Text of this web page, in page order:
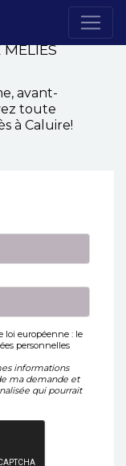
avant-
toute
à Caluire!
loi européenne : le
personnelles
informations
ma demande et
qui pourrait